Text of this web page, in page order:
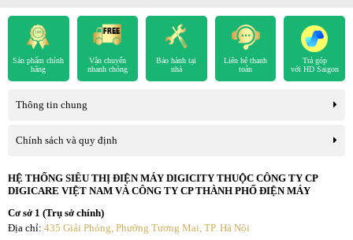
Hiệu quả thực tế người dùng nhận được
Mỗi ngày khi trở về nhà trong thời tiết oi bức của miền Bắc, bạn sẽ
cảm nhận được luồng gió mát lạnh tức thì. Nhờ cảm biến S-iFeel
tích hợp trên điều khiển, máy sẽ nhận diện vị trí của bạn để điều
Sản phẩm chính
hãng
Vận chuyển
nhanh chóng
Bảo hành tại
nhà
Liên hệ thanh
toán
Trả góp
với HD Saigon
Thông tin chung
Chính sách và quy định
HỆ THỐNG SIÊU THỊ ĐIỆN MÁY DIGICITY THUỘC CÔNG TY CP
DIGICARE VIỆT NAM VÀ CÔNG TY CP THÀNH PHỐ ĐIỆN MÁY
Cơ sở 1 (Trụ sở chính)
Địa chỉ: 435 Giải Phóng, Phường Tương Mai, TP. Hà Nội